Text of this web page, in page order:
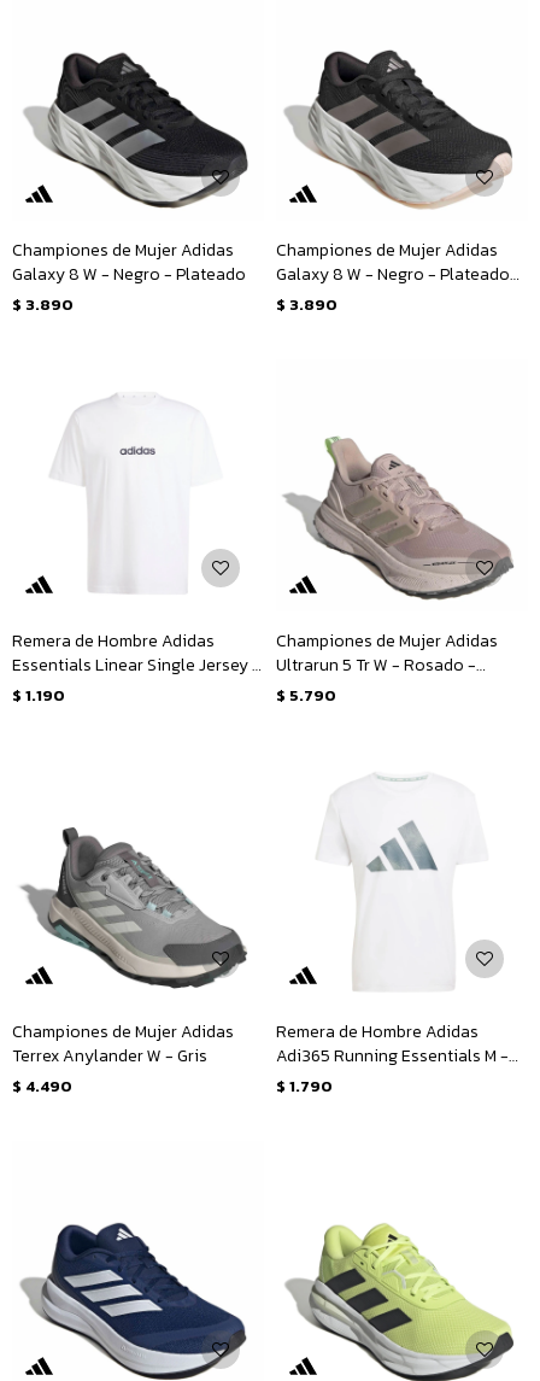
Championes de Mujer Adidas
Galaxy 8 W - Negro - Plateado
$ 3.890
Championes de Mujer Adidas
Galaxy 8 W - Negro - Plateado
Rosa
$ 3.890
Remera de Hombre Adidas
Essentials Linear Single Jersey M
- Blanco - Negro
$ 1.190
Championes de Mujer Adidas
Ultrarun 5 Tr W - Rosado -
Rosado Viejo
$ 5.790
Championes de Mujer Adidas
Terrex Anylander W - Gris
$ 4.490
Remera de Hombre Adidas
Adi365 Running Essentials M -
Blanco - Plateado
$ 1.790